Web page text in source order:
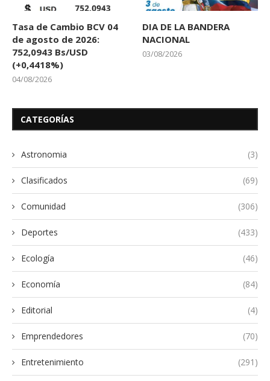
Tasa de Cambio BCV 04
de agosto de 2026:
752,0943 Bs/USD
(+0,4418%)
04/08/2026
DIA DE LA BANDERA
NACIONAL
03/08/2026
CATEGORÍAS
Astronomia (3)
Clasificados (69)
Comunidad (306)
Deportes (433)
Ecología (46)
Economía (84)
Editorial (4)
Emprendedores (70)
Entretenimiento (291)